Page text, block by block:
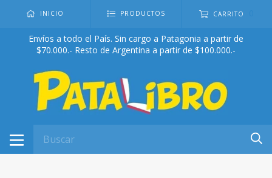
INICIO PRODUCTOS CARRITO
Envíos a todo el País. Sin cargo a Patagonia a partir de
$70.000.- Resto de Argentina a partir de $100.000.-